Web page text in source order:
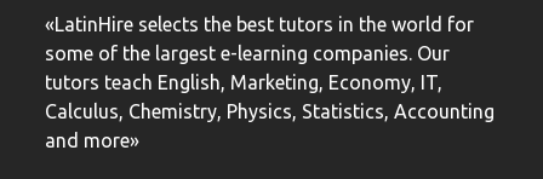
«LatinHire selects the best tutors in the world for
some of the largest e-learning companies. Our
tutors teach English, Marketing, Economy, IT,
Calculus, Chemistry, Physics, Statistics, Accounting
and more»